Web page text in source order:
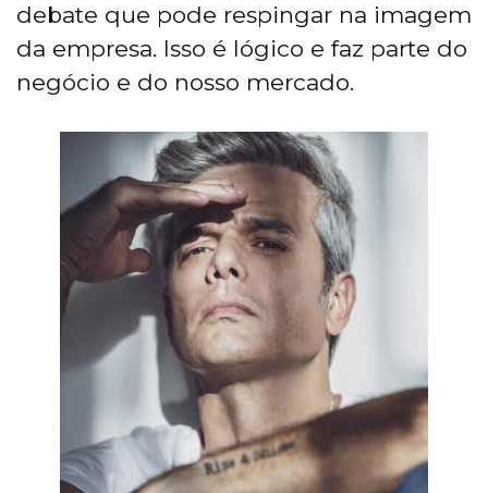
debate que pode respingar na imagem
da empresa. Isso é lógico e faz parte do
negócio e do nosso mercado.